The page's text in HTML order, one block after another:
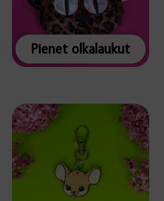
Pienet olkalaukut